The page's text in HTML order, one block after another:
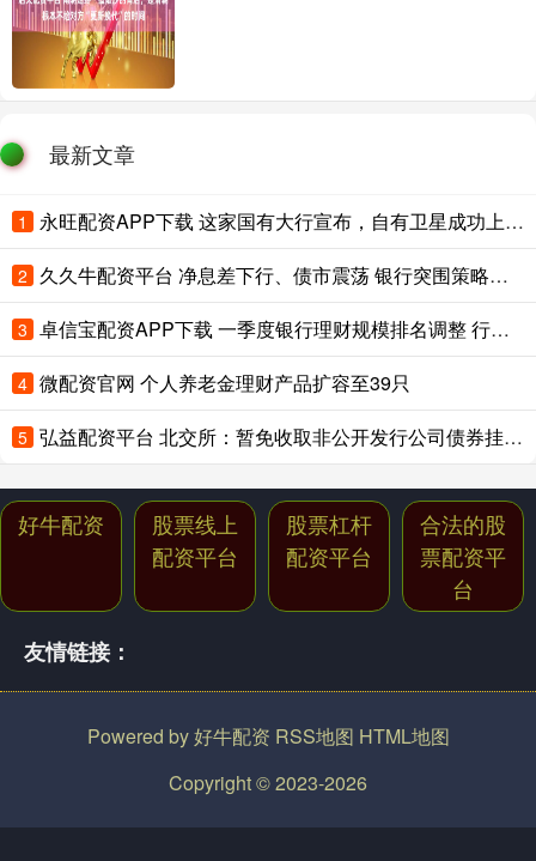
最新文章
1 永旺配资APP下载 这家国有大行宣布，自有卫星成功上天！
2 久久牛配资平台 净息差下行、债市震荡 银行突围策略备受机构关注
3 卓信宝配资APP下载 一季度银行理财规模排名调整 行业竞争关键从渠道转向投研能力
4 微配资官网 个人养老金理财产品扩容至39只
5 弘益配资平台 北交所：暂免收取非公开发行公司债券挂牌初费和挂牌年费
好牛配资
股票线上
配资平台
股票杠杆
配资平台
合法的股
票配资平
台
友情链接：
Powered by好牛配资 RSS地图 HTML地图
Copyright© 2023-2026